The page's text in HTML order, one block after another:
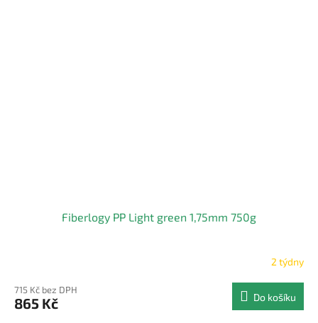
Fiberlogy PP Light green 1,75mm 750g
2 týdny
715 Kč bez DPH
865 Kč Do košíku